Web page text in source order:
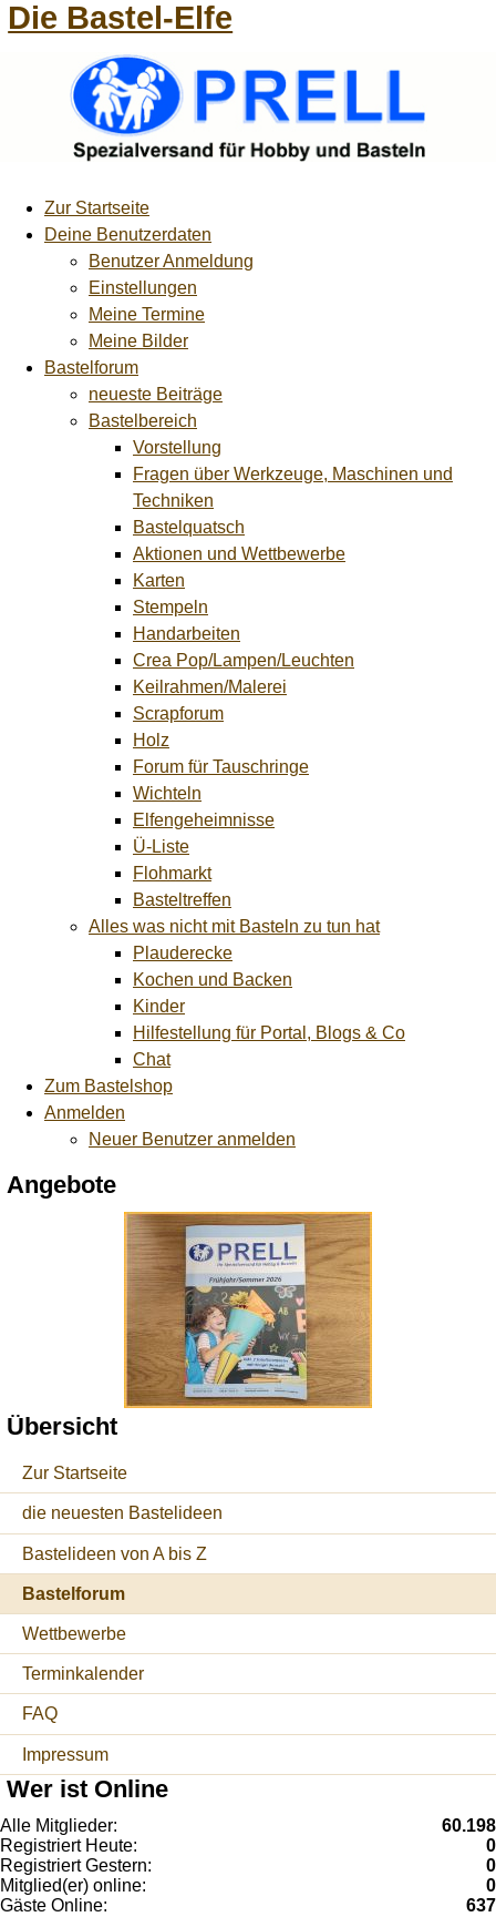
Die Bastel-Elfe
Zur Startseite
Deine Benutzerdaten
Benutzer Anmeldung
Einstellungen
Meine Termine
Meine Bilder
Bastelforum
neueste Beiträge
Bastelbereich
Vorstellung
Fragen über Werkzeuge, Maschinen und
Techniken
Bastelquatsch
Aktionen und Wettbewerbe
Karten
Stempeln
Handarbeiten
Crea Pop/Lampen/Leuchten
Keilrahmen/Malerei
Scrapforum
Holz
Forum für Tauschringe
Wichteln
Elfengeheimnisse
Ü-Liste
Flohmarkt
Basteltreffen
Alles was nicht mit Basteln zu tun hat
Plauderecke
Kochen und Backen
Kinder
Hilfestellung für Portal, Blogs & Co
Chat
Zum Bastelshop
Anmelden
Neuer Benutzer anmelden
Angebote
Übersicht
Zur Startseite
die neuesten Bastelideen
Bastelideen von A bis Z
Bastelforum
Wettbewerbe
Terminkalender
FAQ
Impressum
Wer ist Online
Alle Mitglieder:
60.198
Registriert Heute:
0
Registriert Gestern:
0
Mitglied(er) online:
0
Gäste Online:
637